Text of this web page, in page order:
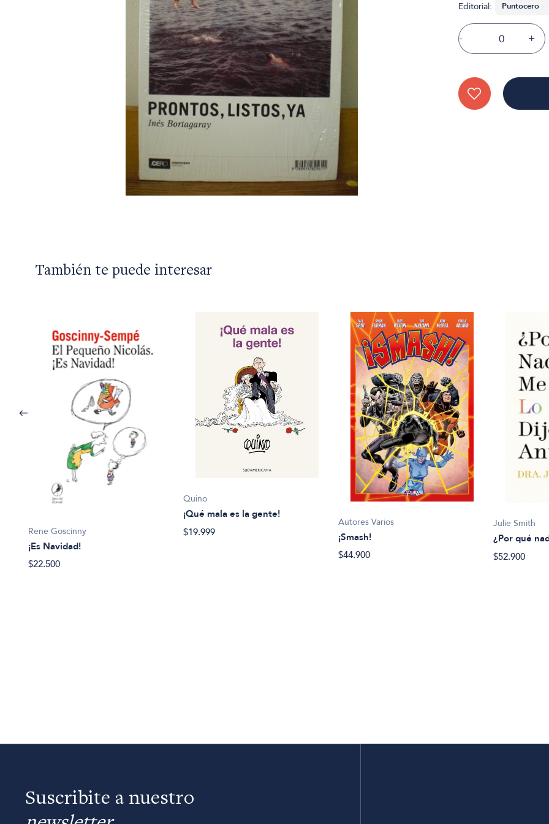
Editorial:
- +
También te puede interesar
Rene Goscinny
¡Es Navidad!
$22.500
Quino
¡Qué mala es la gente!
$19.999
Autores Varios
¡Smash!
$44.900
Julie Smith
¿Por qué
$52.900
Suscribite a nuestro